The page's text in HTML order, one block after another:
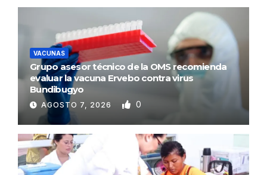
VACUNAS
Grupo asesor técnico de la OMS recomienda
evaluar la vacuna Ervebo contra virus
Bundibugyo
AGOSTO 7, 2026 0